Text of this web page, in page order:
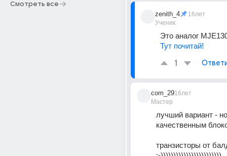
Смотреть все
zenith_4
Ученик
16лет
Это аналог
Тут почитай!
1
com_29
Мастер
16лет
лучший вариант -
качественным
транзисторы от